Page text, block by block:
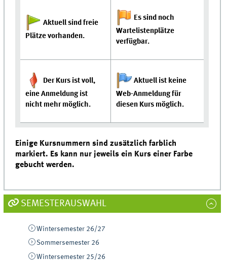
Aktuell sind freie
Plätze vorhanden.
Es sind noch
Wartelistenplätze
verfügbar.
Der Kurs ist voll,
eine Anmeldung ist
nicht mehr möglich.
Aktuell ist keine
Web-Anmeldung für
diesen Kurs möglich.
Einige Kursnummern sind zusätzlich farblich
markiert. Es kann nur jeweils ein Kurs einer Farbe
gebucht werden.
SEMESTERAUSWAHL
Wintersemester 26/27
Sommersemester 26
Wintersemester 25/26